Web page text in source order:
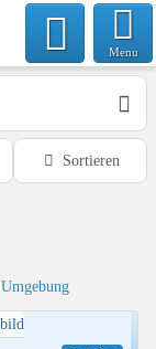
Menu
Sortieren